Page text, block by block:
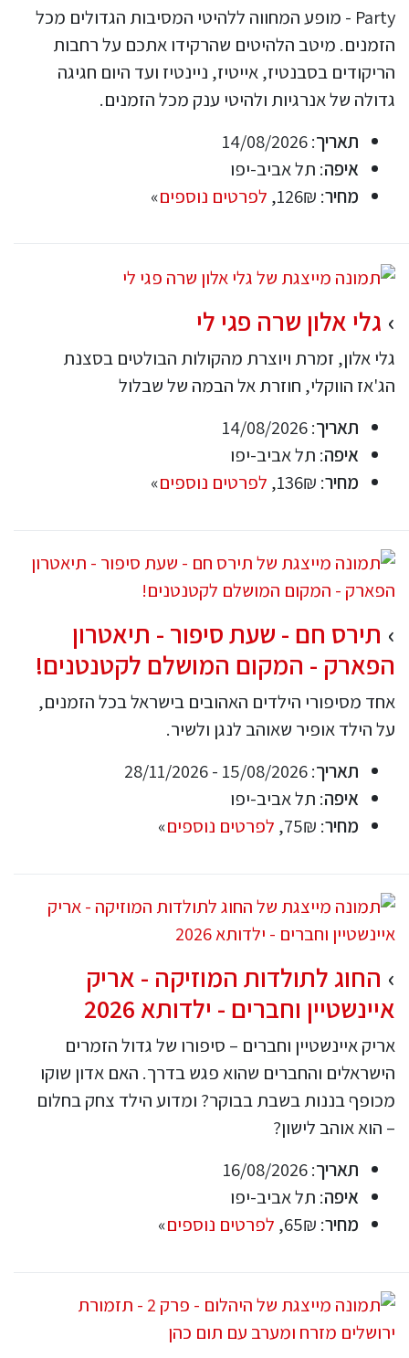
Party - מופע המחווה ללהיטי המסיבות הגדולים מכל
הזמנים. מיטב הלהיטים שהרקידו אתכם על רחבות
הריקודים בסבנטיז, אייטיז, ניינטיז ועד היום חגיגה
גדולה של אנרגיות ולהיטי ענק מכל הזמנים.
תאריך: 14/08/2026
איפה: תל אביב-יפו
מחיר: 126₪, לפרטים נוספים»
גלי אלון שרה פגי לי
גלי אלון, זמרת ויוצרת מהקולות הבולטים בסצנת
הג'אז הווקלי, חוזרת אל הבמה של שבלול
תאריך: 14/08/2026
איפה: תל אביב-יפו
מחיר: 136₪, לפרטים נוספים»
תירס חם - שעת סיפור - תיאטרון
הפארק - המקום המושלם לקטנטנים!
אחד מסיפורי הילדים האהובים בישראל בכל הזמנים,
על הילד אופיר שאוהב לנגן ולשיר.
תאריך: 15/08/2026 - 28/11/2026
איפה: תל אביב-יפו
מחיר: 75₪, לפרטים נוספים»
החוג לתולדות המוזיקה - אריק
איינשטיין וחברים - ילדותא 2026
אריק איינשטיין וחברים – סיפורו של גדול הזמרים
הישראלים והחברים שהוא פגש בדרך. האם אדון שוקו
מכופף בננות בשבת בבוקר? ומדוע הילד צחק בחלום
– הוא אוהב לישון?
תאריך: 16/08/2026
איפה: תל אביב-יפו
מחיר: 65₪, לפרטים נוספים»